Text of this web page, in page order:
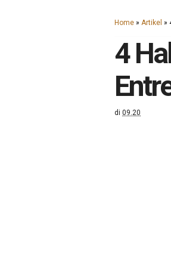
Home » Artikel »
4
di 09.20